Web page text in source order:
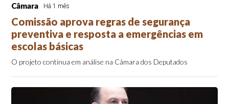
Câmara Há 1 mês
Comissão aprova regras de segurança
preventiva e resposta a emergências em
escolas básicas
O projeto continua em análise na Câmara dos Deputados